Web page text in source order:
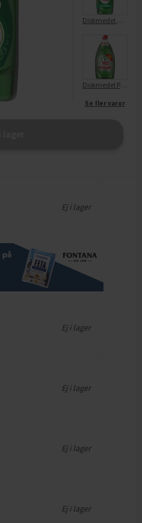
Diskmedel Original
Diskmedel Platinum Original
Se fler varor
Ej i lager
Ej i lager
Ej i lager
Ej i lager
Ej i lager